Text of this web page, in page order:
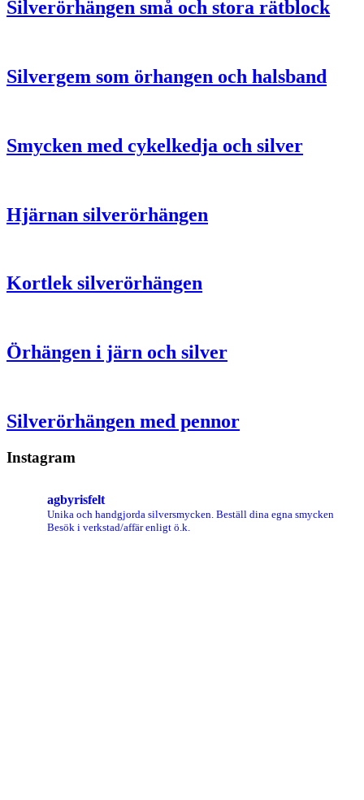
Silverörhängen små och stora rätblock
Silvergem som örhangen och halsband
Smycken med cykelkedja och silver
Hjärnan silverörhängen
Kortlek silverörhängen
Örhängen i järn och silver
Silverörhängen med pennor
Instagram
agbyrisfelt
Unika och handgjorda silversmycken. Beställ dina egna smycken
Besök i verkstad/affär enligt ö.k.